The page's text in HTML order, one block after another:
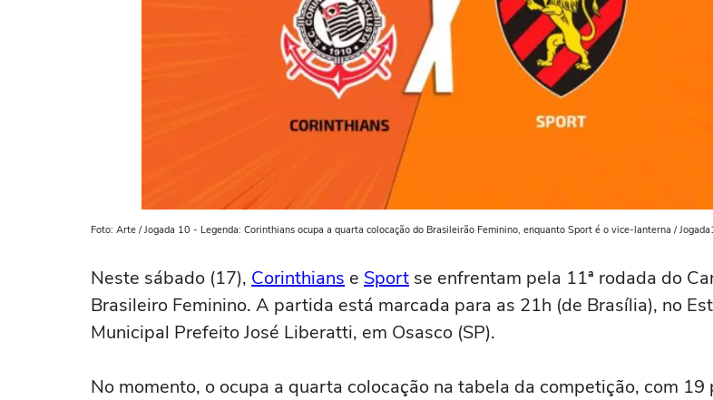
Foto: Arte / Jogada 10 - Legenda: Corinthians ocupa a quarta colocação do Brasileirão Feminino, enquanto Sport é o vice-lanterna /
Neste sábado (17), Corinthians e Sport se enfrentam pela 11ª rodada do
Brasileiro Feminino. A partida está marcada para as 21h (de Brasília), no
Municipal Prefeito José Liberatti, em Osasco (SP).
No momento, o ocupa a quarta colocação na tabela da competição, com 19